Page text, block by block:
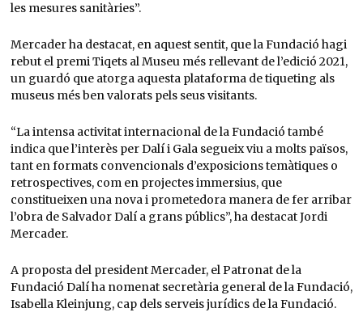
les mesures sanitàries”.
Mercader ha destacat, en aquest sentit, que la Fundació hagi
rebut el premi Tiqets al Museu més rellevant de l’edició 2021,
un guardó que atorga aquesta plataforma de tiqueting als
museus més ben valorats pels seus visitants.
“La intensa activitat internacional de la Fundació també
indica que l’interès per Dalí i Gala segueix viu a molts països,
tant en formats convencionals d’exposicions temàtiques o
retrospectives, com en projectes immersius, que
constitueixen una nova i prometedora manera de fer arribar
l’obra de Salvador Dalí a grans públics”, ha destacat Jordi
Mercader.
A proposta del president Mercader, el Patronat de la
Fundació Dalí ha nomenat secretària general de la Fundació,
Isabella Kleinjung, cap dels serveis jurídics de la Fundació.